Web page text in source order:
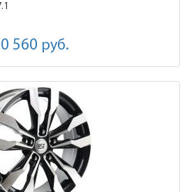
560 руб.